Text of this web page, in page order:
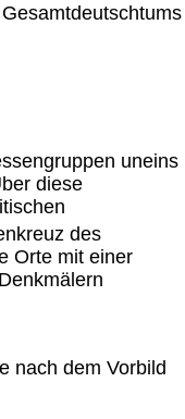
uneins
diese
des
Orte mit einer
nach dem Vorbild